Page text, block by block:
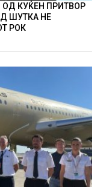
ОД КУЌЕН ПРИТВОР
ШУТКА НЕ
РОК